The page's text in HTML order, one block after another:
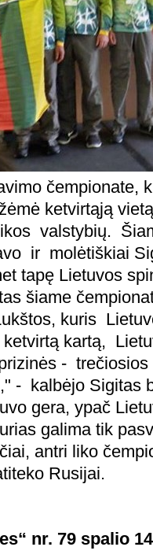
čempionate,
ketvirtąją
valstybių.
ir molėtiškiai
tapę Lietuvos
šiame
kuris
kartą,
-
- kalbėjo Sigitas
gera, ypač
galima tik
antri liko
Rusijai.
nr. 79 spalio